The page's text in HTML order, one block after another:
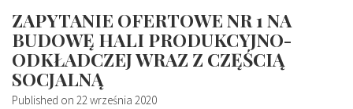
ZAPYTANIE OFERTOWE NR 1 NA
BUDOWĘ HALI PRODUKCYJNO-
ODKŁADCZEJ WRAZ Z CZĘŚCIĄ
SOCJALNĄ
Published on 22 września 2020